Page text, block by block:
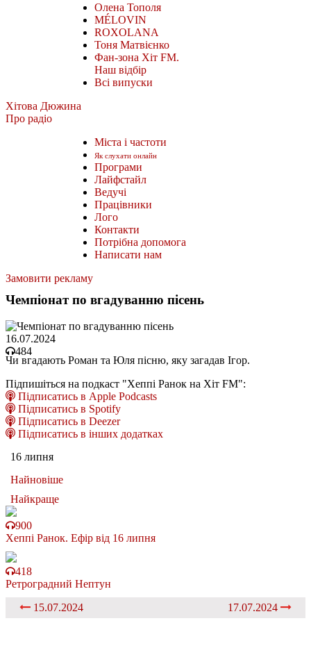
Олена Тополя
MÉLOVIN
ROXOLANA
Тоня Матвієнко
Фан-зона Хіт FM.
Наш відбір
Всі випуски
Хітова Дюжина
Про радіо
Міста і частоти
Як слухати онлайн
Програми
Лайфстайл
Ведучі
Працівники
Лого
Контакти
Потрібна допомога
Написати нам
Замовити рекламу
Чемпіонат по вгадуванню пісень
16.07.2024
484
Чи вгадають Роман та Юля пісню, яку загадав Ігор.
Підпишіться на подкаст "Хеппі Ранок на Хіт FM":
Підписатись в Apple Podcasts
Підписатись в Spotify
Підписатись в Deezer
Підписатись в інших додатках
16 липня
Найновіше
Найкраще
900
Хеппі Ранок. Ефір від 16 липня
418
Ретроградний Нептун
15.07.2024
17.07.2024